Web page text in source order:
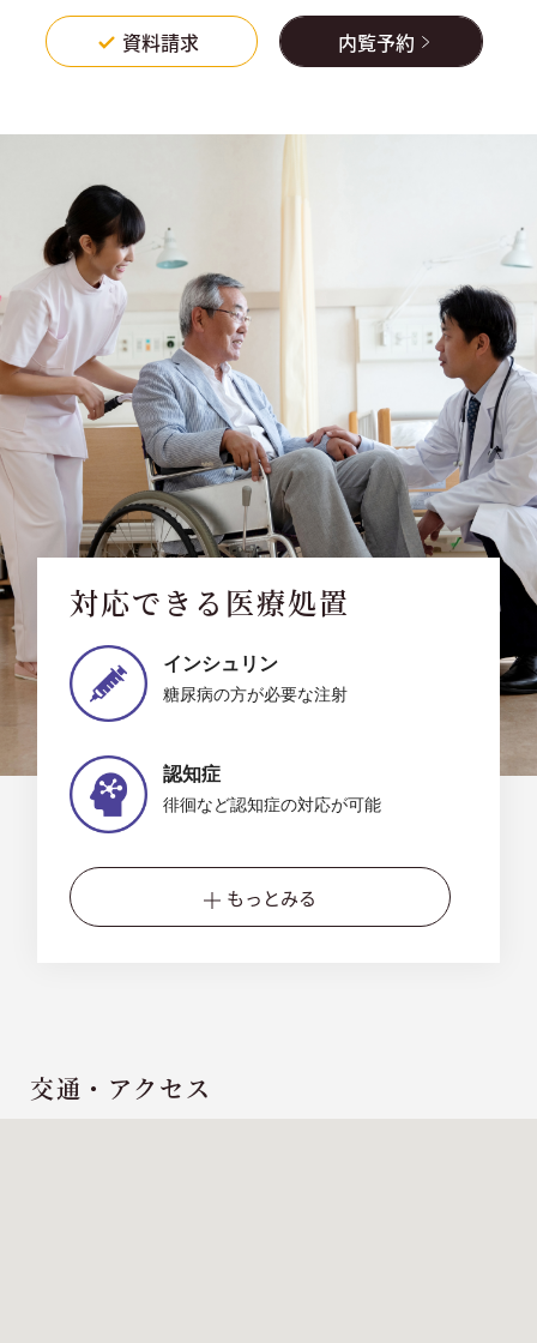
資料請求 内覧予約
対応できる医療処置
インシュリン
糖尿病の方が必要な注射
認知症
徘徊など認知症の対応が可能
もっとみる
交通・アクセス